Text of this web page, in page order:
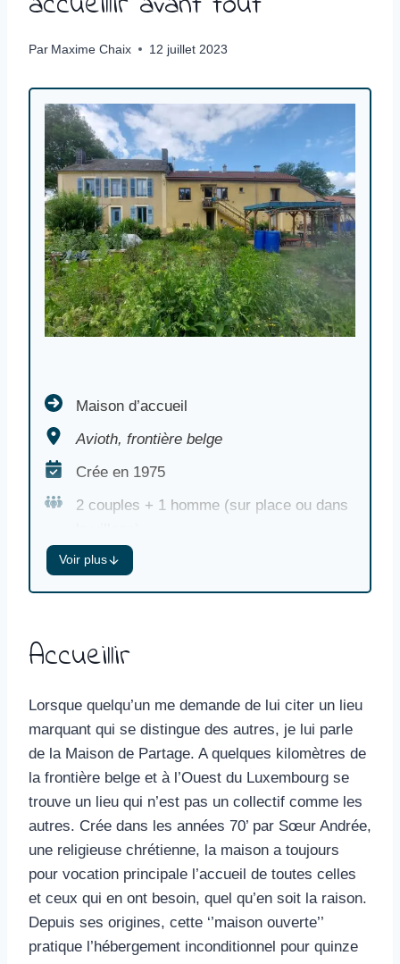
Par Maxime Chaix 12 juillet 2023
Maison d’accueil Avioth, frontière belge Crée en
Maison d’accueil
Avioth, frontière belge
Crée en 1975
2 couples + 1 homme (sur place ou dans
Activité : accueil de groupe, maraîchage
Valeurs : accueil inconditionnel
2021
Distance à vélo depuis le lieu de départ :
Type d’accueil : 4 chambres en
hébergement inconditionnel, 3
woofeur.ses
Voir plus
Accueillir
Lorsque quelqu’un me demande de lui citer un lieu
marquant qui se distingue des autres, je lui parle
de la Maison de Partage. A quelques kilomètres de
la frontière belge et à l’Ouest du Luxembourg se
trouve un lieu qui n’est pas un collectif comme les
autres. Crée dans les années 70’ par Sœur Andrée,
une religieuse chrétienne, la maison a toujours
pour vocation principale l’accueil de toutes celles
et ceux qui en ont besoin, quel qu’en soit la raison.
Depuis ses origines, cette ‘’maison ouverte’’
pratique l’hébergement inconditionnel pour quinze